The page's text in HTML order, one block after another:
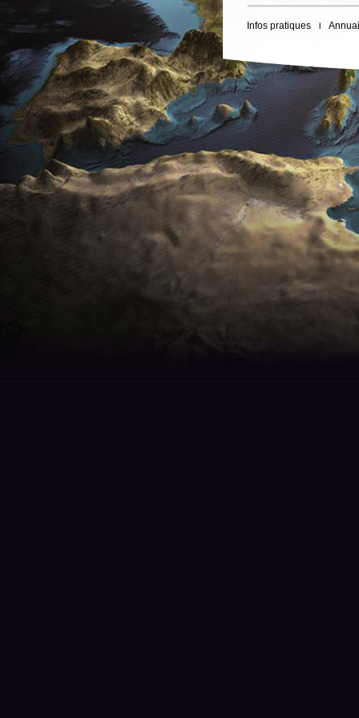
Infos pratiques